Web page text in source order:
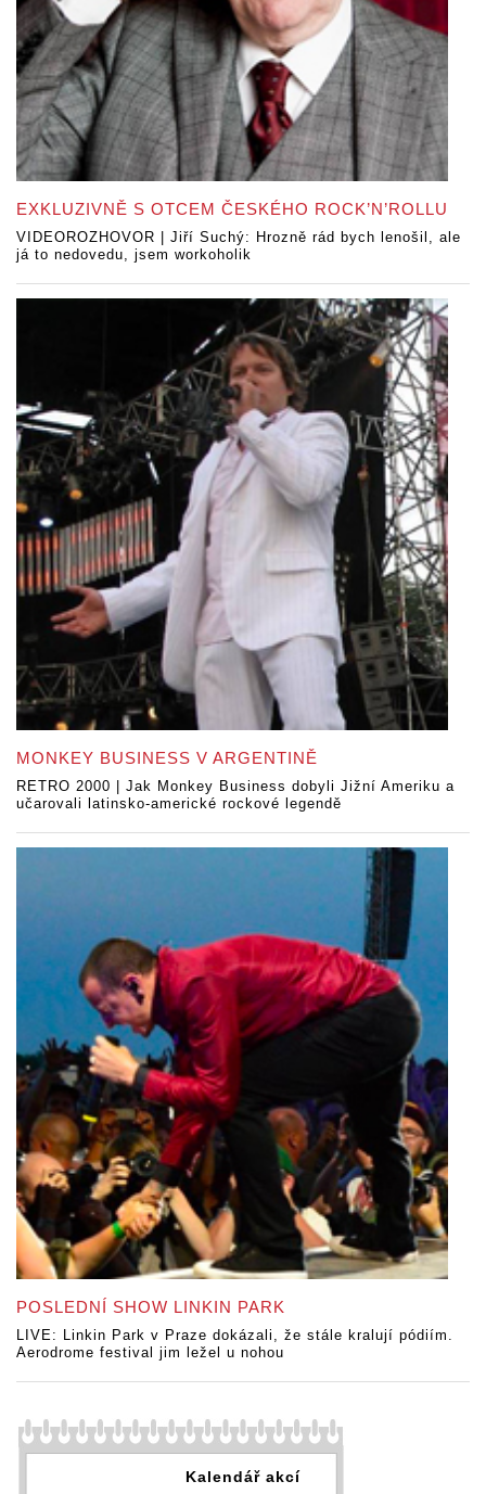
EXKLUZIVNĚ S OTCEM ČESKÉHO ROCK’N’ROLLU
VIDEOROZHOVOR | Jiří Suchý: Hrozně rád bych lenošil, ale
já to nedovedu, jsem workoholik
MONKEY BUSINESS V ARGENTINĚ
RETRO 2000 | Jak Monkey Business dobyli Jižní Ameriku a
učarovali latinsko-americké rockové legendě
POSLEDNÍ SHOW LINKIN PARK
LIVE: Linkin Park v Praze dokázali, že stále kralují pódiím.
Aerodrome festival jim ležel u nohou
Kalendář akcí